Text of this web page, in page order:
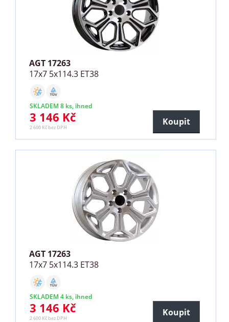
AGT 17263
17x7 5x114.3 ET38
SKLADEM 8 ks, ihned
3 146 Kč
2 600 Kč bez DPH
Koupit
AGT 17263
17x7 5x114.3 ET38
SKLADEM 4 ks, ihned
3 146 Kč
2 600 Kč bez DPH
Koupit